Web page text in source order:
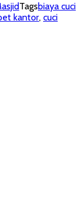
Tagsbiaya cuci
kantor, cuci